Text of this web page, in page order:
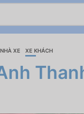
XE XE KHÁCH